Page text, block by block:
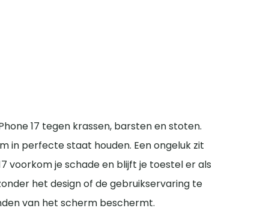
17 tegen krassen, barsten en stoten.
in perfecte staat houden. Een ongeluk zit
voorkom je schade en blijft je toestel er als
het design of de gebruikservaring te
van het scherm beschermt.